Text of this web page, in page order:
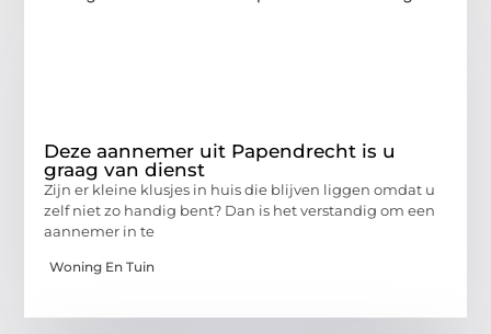
Deze aannemer uit Papendrecht is u
graag van dienst
Zijn er kleine klusjes in huis die blijven liggen omdat u
zelf niet zo handig bent? Dan is het verstandig om een
aannemer in te
Woning En Tuin